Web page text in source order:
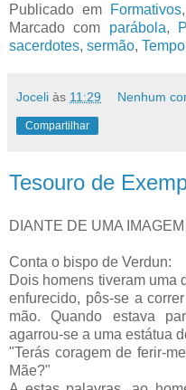
Publicado em
Formativos,
Marcado com
parábola,
sacerdotes, sermão,
Joceli às 11:29 Nenhum
Compartilhar
Tesouro de
DIANTE DE UMA
Conta o bispo de Verdun:
Dois homens tiveram uma
enfurecido, pôs-se a
mão. Quando estava
agarrou-se a uma estátua
"Terás coragem de ferir-
Mãe?"